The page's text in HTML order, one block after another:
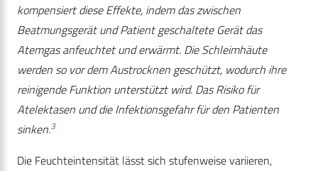
kompensiert diese Effekte, indem das zwischen
Beatmungsgerät und Patient geschaltete Gerät das
Atemgas anfeuchtet und erwärmt. Die Schleimhäute
werden so vor dem Austrocknen geschützt, wodurch ihre
reinigende Funktion unterstützt wird. Das Risiko für
Atelektasen und die Infektionsgefahr für den Patienten
sinken.3
Die Feuchteintensität lässt sich stufenweise variieren,